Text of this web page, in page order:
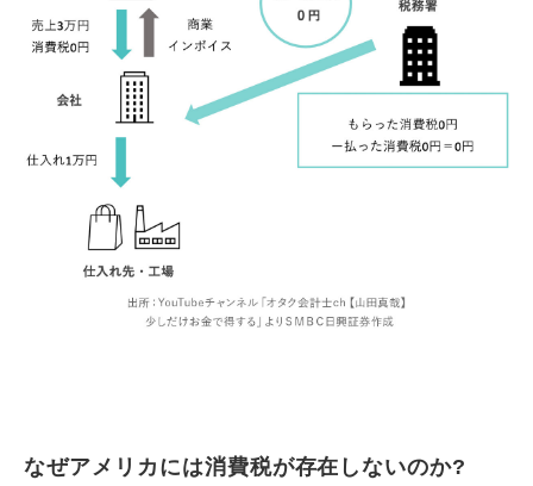
なぜアメリカには消費税が存在しないのか?